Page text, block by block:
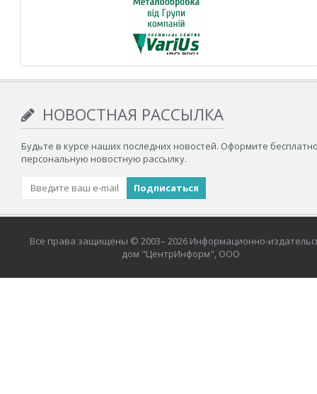
НОВОСТНАЯ РАССЫЛКА
Будьте в курсе наших последних новостей. Оформите
персональную новостную рассылку.
Все права защищены © 2003– 2026 Информационно-
дом "ЦентрИнформ", ООО